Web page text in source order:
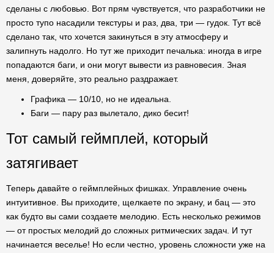
сделаны с любовью. Вот прям чувствуется, что разработчики не
просто тупо насадили текстуры и раз, два, три — гудок. Тут всё
сделано так, что хочется закинуться в эту атмосферу и
залипнуть надолго. Но тут же приходит печалька: иногда в игре
попадаются баги, и они могут вывести из равновесия. Зная
меня, доверяйте, это реально раздражает.
Графика — 10/10, но не идеальна.
Баги — пару раз вылетало, дико бесит!
Тот самый геймплей, который
затягивает
Теперь давайте о геймплейных фишках. Управление очень
интуитивное. Вы приходите, щелкаете по экрану, и бац — это
как будто вы сами создаете мелодию. Есть несколько режимов
— от простых мелодий до сложных ритмических задач. И тут
начинается веселье! Но если честно, уровень сложности уже на